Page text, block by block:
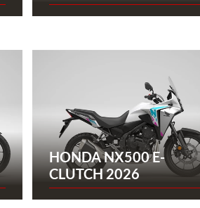
HONDA NX500 E-
CLUTCH 2026